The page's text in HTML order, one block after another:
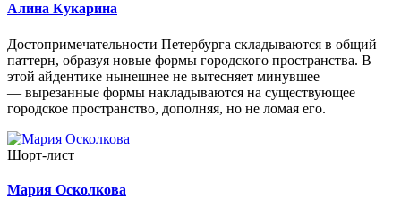
Алина Кукарина
Достопримечательности Петербурга складываются в общий
паттерн, образуя новые формы городского пространства. В
этой айдентике нынешнее не вытесняет минувшее
— вырезанные формы накладываются на существующее
городское пространство, дополняя, но не ломая его.
Шорт-лист
Мария Осколкова